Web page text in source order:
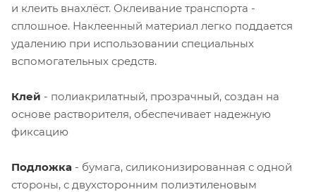
и клеить внахлёст. Оклеивание транспорта -
сплошное. Наклеенный материал легко поддается
удалению при использовании специальных
вспомогательных средств.
Клей - полиакрилатный, прозрачный, создан на
основе растворителя, обеспечивает надежную
фиксацию
Подложка - бумага, силиконизированная с одной
стороны, с двухсторонним полиэтиленовым